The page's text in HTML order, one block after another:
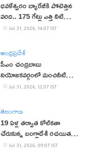
ధవళేశ్వరం బ్యారేజీకి పోటెత్తిన
వరద.. 175 గేట్లు ఎత్తి నీటి
విడుదల
Jul 31, 2026, 14:07 IST
ఆంధ్రప్రదేశ్
సీఎం చంద్రబాబు
నియోజకవర్గంలో మంచినీటి
కష్టాలు.. మహిళలు ఆందోళన
Jul 31, 2026, 12:07 IST
తెలంగాణ
19 ఏళ్ల త‌ర్వాత కోల్‌క‌తా
చేరుకున్న బంగ్లాదేశీ ర‌చ‌యిత
త‌స్లీమా న‌స్రీన్‌
Jul 31, 2026, 09:07 IST